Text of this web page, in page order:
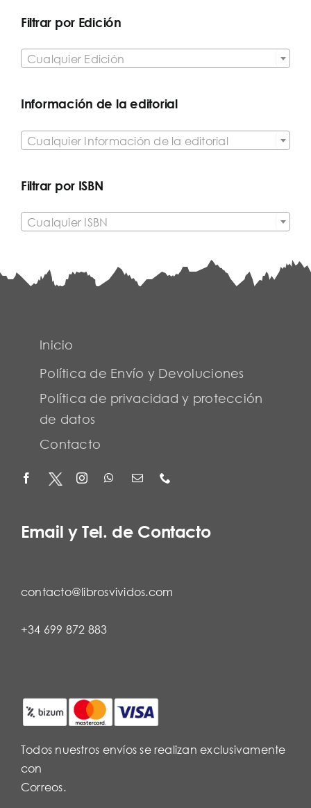
Filtrar por Edición
Cualquier Edición
Información de la editorial
Cualquier Información de la editorial
Filtrar por ISBN
Cualquier ISBN
Inicio
Política de Envío y Devoluciones
Política de privacidad y protección
de datos
Contacto
Email y Tel. de Contacto
contacto@librosvividos.com
+34 699 872 883
Todos nuestros envíos se realizan exclusivamente
con
Correos.